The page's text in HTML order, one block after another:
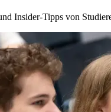
Insider-Tipps von